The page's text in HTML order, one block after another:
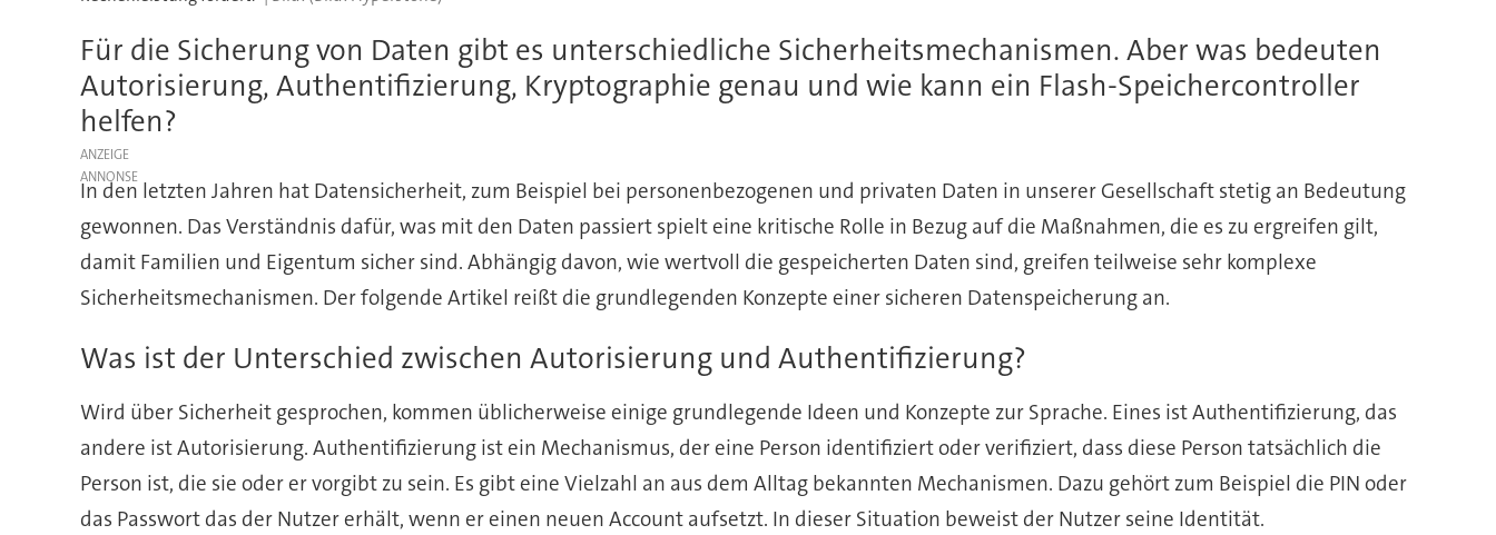
Für die Sicherung von Daten gibt es unterschiedliche Sicherheitsmechanismen. Aber was bedeuten
Autorisierung, Authentifizierung, Kryptographie genau und wie kann ein Flash-Speichercontroller
helfen?
ANZEIGE
In den letzten Jahren hat Datensicherheit, zum Beispiel bei personenbezogenen und privaten Daten in unserer Gesellschaft stetig an Bedeutung
gewonnen. Das Verständnis dafür, was mit den Daten passiert spielt eine kritische Rolle in Bezug auf die Maßnahmen, die es zu ergreifen gilt,
damit Familien und Eigentum sicher sind. Abhängig davon, wie wertvoll die gespeicherten Daten sind, greifen teilweise sehr komplexe
Sicherheitsmechanismen. Der folgende Artikel reißt die grundlegenden Konzepte einer sicheren Datenspeicherung an.
Was ist der Unterschied zwischen Autorisierung und Authentifizierung?
Wird über Sicherheit gesprochen, kommen üblicherweise einige grundlegende Ideen und Konzepte zur Sprache. Eines ist Authentifizierung, das
andere ist Autorisierung. Authentifizierung ist ein Mechanismus, der eine Person identifiziert oder verifiziert, dass diese Person tatsächlich die
Person ist, die sie oder er vorgibt zu sein. Es gibt eine Vielzahl an aus dem Alltag bekannten Mechanismen. Dazu gehört zum Beispiel die PIN oder
das Passwort das der Nutzer erhält, wenn er einen neuen Account aufsetzt. In dieser Situation beweist der Nutzer seine Identität.